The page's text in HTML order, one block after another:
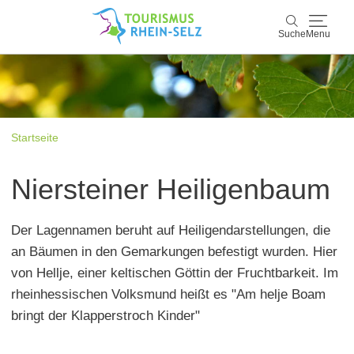
Suche Menu
Suche
Rhein-Selz
Buchen & Service
Startseite
Niersteiner Heiligenbaum
Der Lagennamen beruht auf Heiligendarstellungen, die
an Bäumen in den Gemarkungen befestigt wurden. Hier
von Hellje, einer keltischen Göttin der Fruchtbarkeit. Im
rheinhessischen Volksmund heißt es "Am helje Boam
bringt der Klapperstroch Kinder"